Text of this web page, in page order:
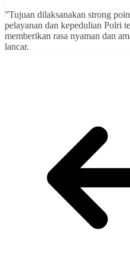
”Tujuan dilaksanakan strong
pelayanan dan kepedulian Polri
memberikan rasa nyaman dan
lancar.